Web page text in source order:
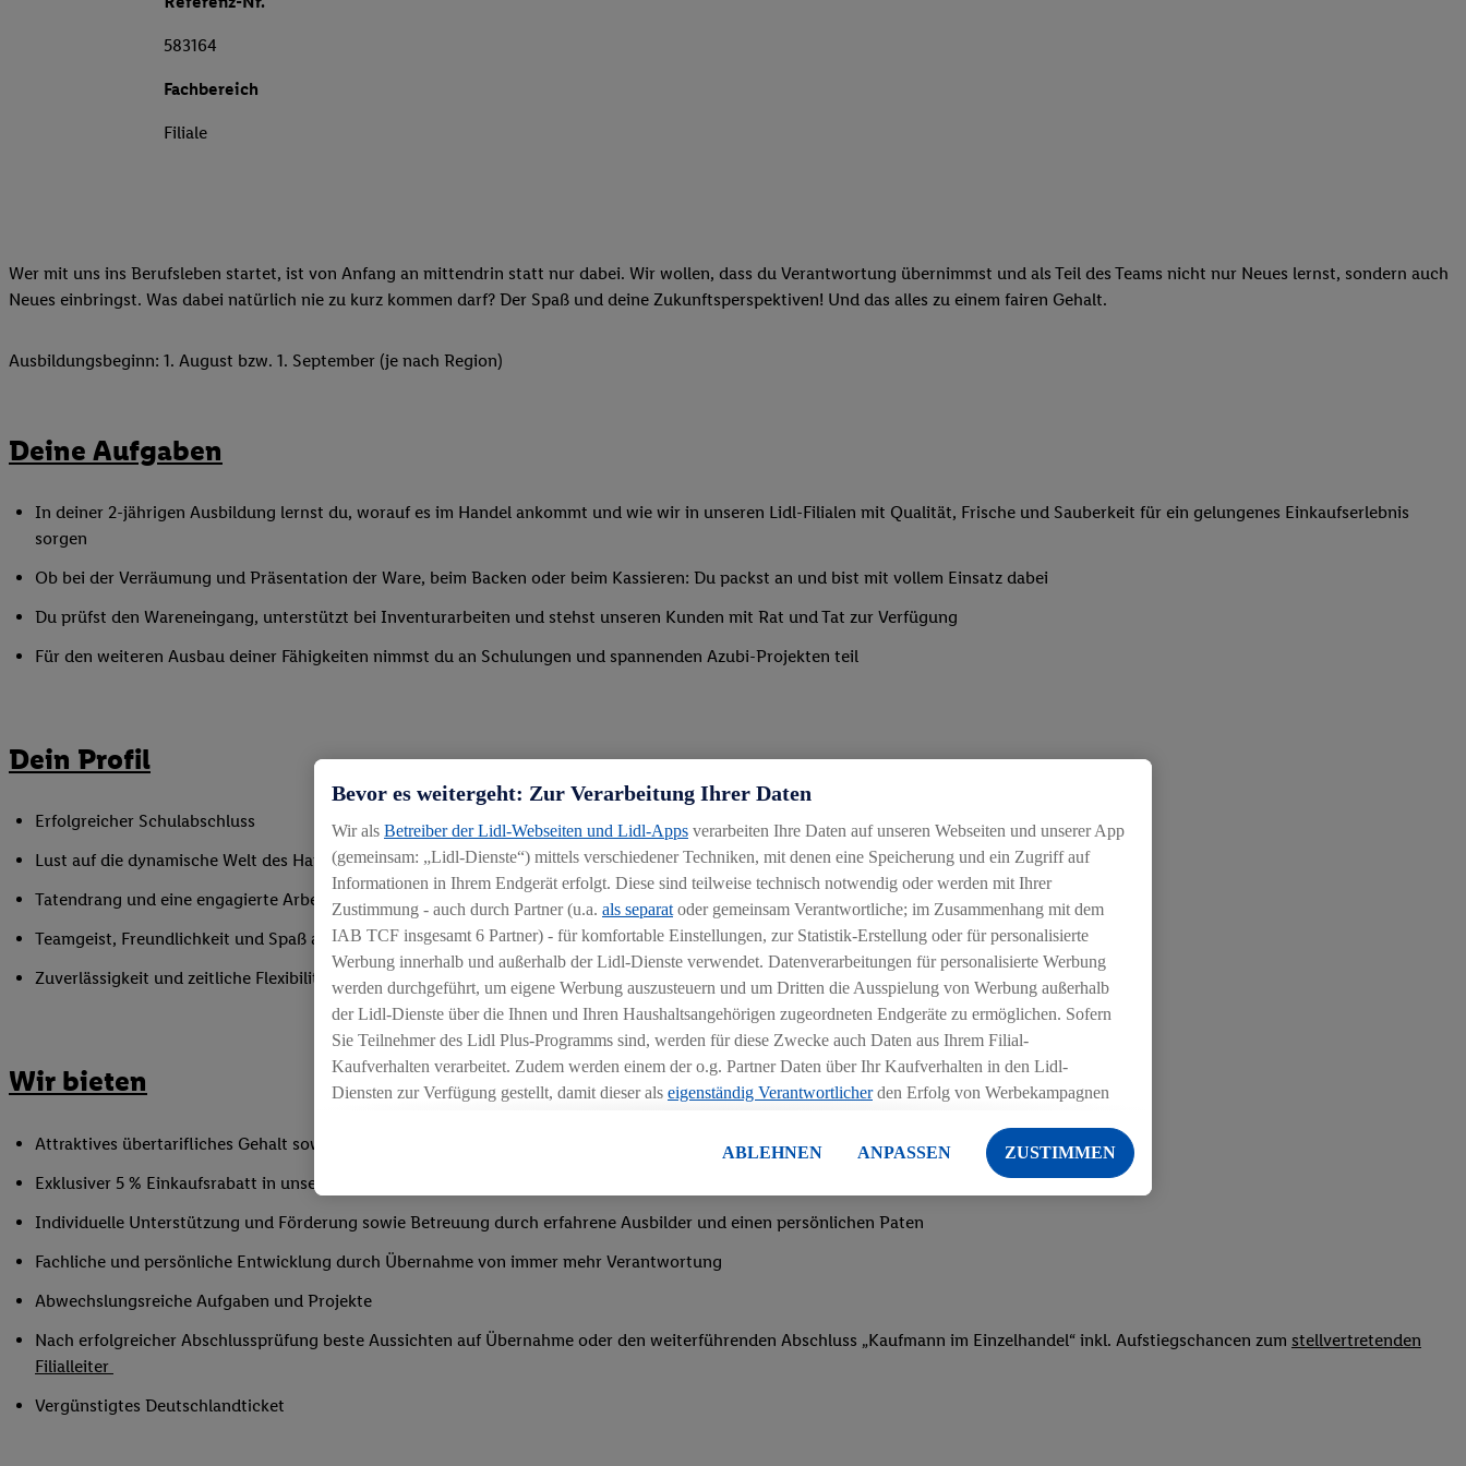
583164
Fachbereich
Filiale
Wer mit uns ins Berufsleben startet, ist von Anfang an mittendrin statt nur dabei. Wir wollen, dass du Verantwortung übernimmst und als Teil des Teams nicht nur Neues lernst, sondern auch
Neues einbringst. Was dabei natürlich nie zu kurz kommen darf? Der Spaß und deine Zukunftsperspektiven! Und das alles zu einem fairen Gehalt.
Ausbildungsbeginn: 1. August bzw. 1. September (je nach Region)
Deine Aufgaben
In deiner 2-jährigen Ausbildung lernst du, worauf es im Handel ankommt und wie wir in unseren Lidl-Filialen mit Qualität, Frische und Sauberkeit für ein gelungenes Einkaufserlebnis
sorgen
Ob bei der Verräumung und Präsentation der Ware, beim Backen oder beim Kassieren: Du packst an und bist mit vollem Einsatz dabei
Du prüfst den Wareneingang, unterstützt bei Inventurarbeiten und stehst unseren Kunden mit Rat und Tat zur Verfügung
Für den weiteren Ausbau deiner Fähigkeiten nimmst du an Schulungen und spannenden Azubi-Projekten teil
Dein Profil
Erfolgreicher Schulabschluss
Lust auf die dynamische Welt des Handels
Tatendrang und eine engagierte Arbeitsweise
Teamgeist, Freundlichkeit und Spaß am Umgang mit Menschen
Zuverlässigkeit und zeitliche Flexibilität innerhalb der Öffnungszeiten deiner Filiale
Wir bieten
Attraktives übertarifliches Gehalt sowie Urlaubs- und Weihnachtsgeld
Exklusiver 5 % Einkaufsrabatt in unseren Filialen
Individuelle Unterstützung und Förderung sowie Betreuung durch erfahrene Ausbilder und einen persönlichen Paten
Fachliche und persönliche Entwicklung durch Übernahme von immer mehr Verantwortung
Abwechslungsreiche Aufgaben und Projekte
Nach erfolgreicher Abschlussprüfung beste Aussichten auf Übernahme oder den weiterführenden Abschluss „Kaufmann im Einzelhandel“ inkl. Aufstiegschancen zum stellvertretenden
Filialleiter
Vergünstigtes Deutschlandticket
Bevor es weitergeht: Zur Verarbeitung Ihrer Daten
Wir als Betreiber der Lidl-Webseiten und Lidl-Apps verarbeiten Ihre Daten auf unseren Webseiten und unserer App
(gemeinsam: „Lidl-Dienste“) mittels verschiedener Techniken, mit denen eine Speicherung und ein Zugriff auf
Informationen in Ihrem Endgerät erfolgt. Diese sind teilweise technisch notwendig oder werden mit Ihrer
Zustimmung - auch durch Partner (u.a. als separat oder gemeinsam Verantwortliche; im Zusammenhang mit dem
IAB TCF insgesamt 6 Partner) - für komfortable Einstellungen, zur Statistik-Erstellung oder für personalisierte
Werbung innerhalb und außerhalb der Lidl-Dienste verwendet. Datenverarbeitungen für personalisierte Werbung
werden durchgeführt, um eigene Werbung auszusteuern und um Dritten die Ausspielung von Werbung außerhalb
der Lidl-Dienste über die Ihnen und Ihren Haushaltsangehörigen zugeordneten Endgeräte zu ermöglichen. Sofern
Sie Teilnehmer des Lidl Plus-Programms sind, werden für diese Zwecke auch Daten aus Ihrem Filial-
Kaufverhalten verarbeitet. Zudem werden einem der o.g. Partner Daten über Ihr Kaufverhalten in den Lidl-
Diensten zur Verfügung gestellt, damit dieser als eigenständig Verantwortlicherden Erfolg von Werbekampagnen
Die Erstellung personalisierter Werbung basiert auf der Generierung von auch mit Daten von anderen Diensten
angereicherten Profilen. Dies umfasst die Zusammenführung von Daten (z.B. über Ihre Nutzung der Lidl-Dienste,
Ihr Kaufverhalten in den Lidl-Diensten, Informationen aus Ihrem Kundenkonto - z.B. Alter oder Geschlecht -
sowie Ihre genauen Standortdaten) auch über verschiedene Endgeräte und Lidl-Dienste hinweg einschließlich dem
Speichern von und/ oder dem Zugriff auf Informationen auf Ihren Endgeräten zur Erstellung von Zielgruppen
(sogenannten Segmenten). Im Zusammenhang mit dem Ausspielen dieser Werbung erfolgen Verarbeitungen auch
zur Leistungs-/ Erfolgsmessung der Werbung, zur Zielgruppenforschung, zur Entwicklung von Angeboten sowie
zur technischen Sicherung und Optimierung dieser Werbeausspielungen.
Sofern Sie hier Ihre Zustimmung dazu erteilen und danach ein Lidl Plus-Konto erstellen bzw. sich in Ihr
ABLEHNEN ANPASSEN ZUSTIMMEN